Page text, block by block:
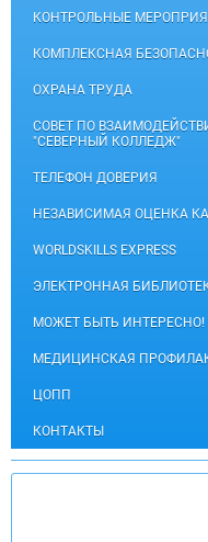
КОНТРОЛЬНЫЕ
КОМПЛЕКСНАЯ
ОХРАНА ТРУДА
СОВЕТ ПО
"СЕВЕРНЫЙ КОЛЛЕДЖ"
ТЕЛЕФОН ДОВЕРИЯ
НЕЗАВИСИМАЯ ОЦЕНКА
WORLDSKILLS EXPRESS
ЭЛЕКТРОННАЯ
МОЖЕТ БЫТЬ ИНТЕРЕСНО!
МЕДИЦИНСКАЯ
ЦОПП
КОНТАКТЫ